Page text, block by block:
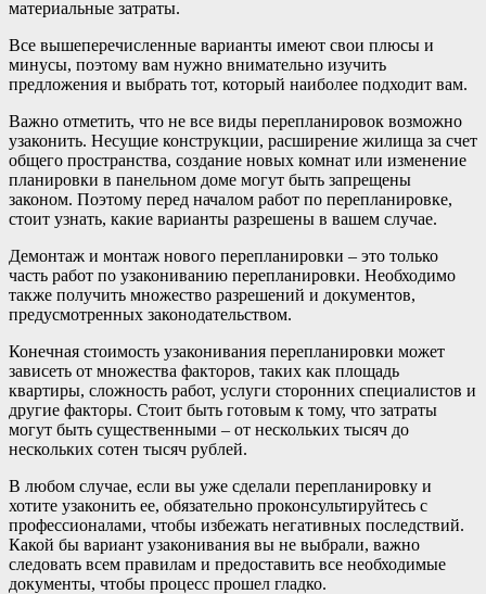
материальные затраты.
Все вышеперечисленные варианты имеют свои плюсы и
минусы, поэтому вам нужно внимательно изучить
предложения и выбрать тот, который наиболее подходит вам.
Важно отметить, что не все виды перепланировок возможно
узаконить. Несущие конструкции, расширение жилища за счет
общего пространства, создание новых комнат или изменение
планировки в панельном доме могут быть запрещены
законом. Поэтому перед началом работ по перепланировке,
стоит узнать, какие варианты разрешены в вашем случае.
Демонтаж и монтаж нового перепланировки – это только
часть работ по узакониванию перепланировки. Необходимо
также получить множество разрешений и документов,
предусмотренных законодательством.
Конечная стоимость узаконивания перепланировки может
зависеть от множества факторов, таких как площадь
квартиры, сложность работ, услуги сторонних специалистов и
другие факторы. Стоит быть готовым к тому, что затраты
могут быть существенными – от нескольких тысяч до
нескольких сотен тысяч рублей.
В любом случае, если вы уже сделали перепланировку и
хотите узаконить ее, обязательно проконсультируйтесь с
профессионалами, чтобы избежать негативных последствий.
Какой бы вариант узаконивания вы не выбрали, важно
следовать всем правилам и предоставить все необходимые
документы, чтобы процесс прошел гладко.